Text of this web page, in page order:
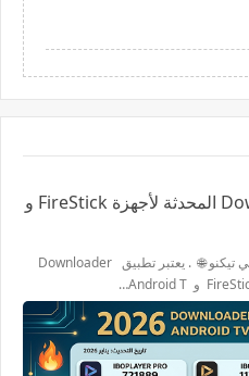
قائمة 2026 Downloader Codes المحدثة لأجهزة FireStick و
مرحباً بكم زوارنا الكرام في مدونة لعروبي تيكنو 🌐 . يعتبر تطبيق Downloader